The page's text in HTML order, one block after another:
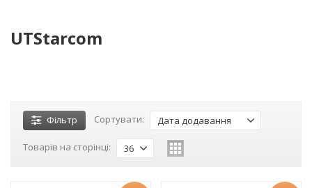
UTStarcom
Фільтр Сортувати: Дата додавання
Товарів на сторінці: 36